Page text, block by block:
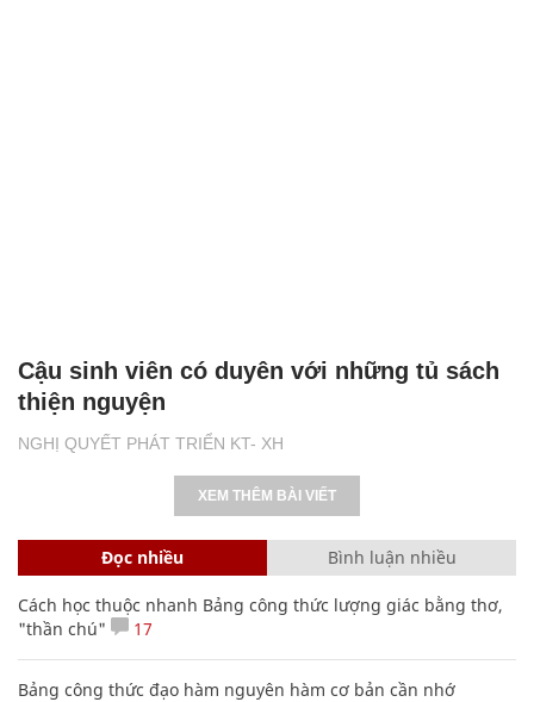
NGHỊ QUYẾT PHÁT TRIỂN KT- XH
Cậu sinh viên có duyên với những tủ sách
thiện nguyện
XEM THÊM BÀI VIẾT
Đọc nhiều Bình luận nhiều
Cách học thuộc nhanh Bảng công thức lượng giác bằng thơ,
"thần chú"
17
Bảng công thức đạo hàm nguyên hàm cơ bản cần nhớ